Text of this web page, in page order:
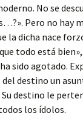
No se
Pero no hay
la dicha nace
todo está
sido agotado.
destino un
destino le
los ídolos.